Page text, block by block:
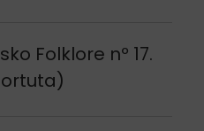
Folklore nº 17.